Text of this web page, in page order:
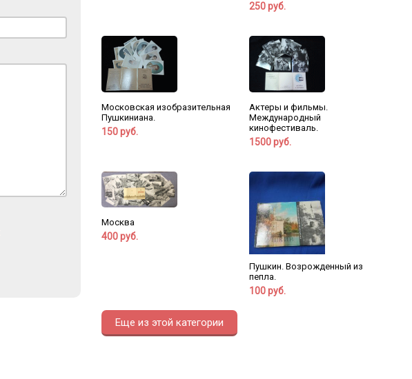
250 руб.
Московская изобразительная
Пушкиниана.
150 руб.
Актеры и фильмы.
Международный
кинофестиваль.
1500 руб.
Москва
400 руб.
Пушкин. Возрожденный из
пепла.
100 руб.
Еще из этой категории